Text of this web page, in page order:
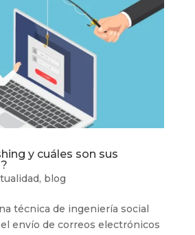
y cuáles son sus
, blog
técnica de ingeniería social
envío de correos electrónicos